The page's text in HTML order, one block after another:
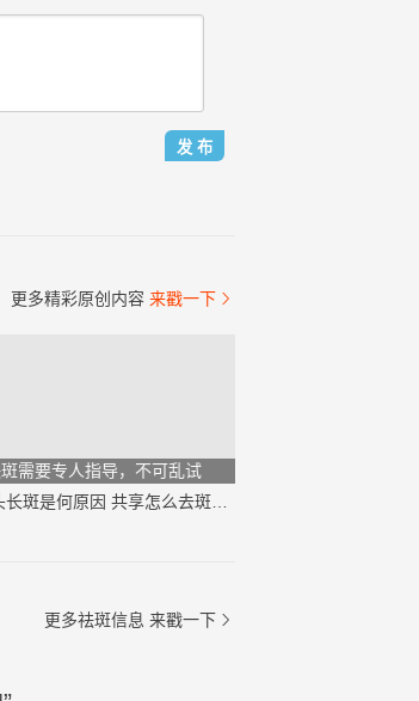
更多精彩原创内容 来戳一下 
需要专人指导，不可乱试
额头长斑是何原因 共享怎么去斑效果最好
更多祛斑信息 来戳一下 